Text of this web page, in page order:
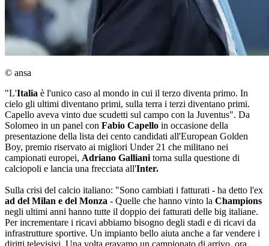
© ansa
"L'Italia è l'unico caso al mondo in cui il terzo diventa primo. In
cielo gli ultimi diventano primi, sulla terra i terzi diventano primi.
Capello aveva vinto due scudetti sul campo con la Juventus". Da
Solomeo in un panel con Fabio Capello in occasione della
presentazione della lista dei cento candidati all'European Golden
Boy, premio riservato ai migliori Under 21 che militano nei
campionati europei, Adriano Galliani torna sulla questione di
calciopoli e lancia una frecciata all'Inter.
Sulla crisi del calcio italiano: "Sono cambiati i fatturati - ha detto l'ex
ad del Milan e del Monza - Quelle che hanno vinto la Champions
negli ultimi anni hanno tutte il doppio dei fatturati delle big italiane.
Per incrementare i ricavi abbiamo bisogno degli stadi e di ricavi da
infrastrutture sportive. Un impianto bello aiuta anche a far vendere i